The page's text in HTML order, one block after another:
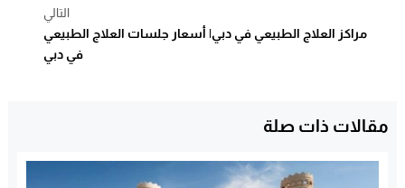
التالي
مراكز العلاج الطبيعي في دبي| أسعار جلسات العلاج الطبيعي
في دبي
مقالات ذات صلة